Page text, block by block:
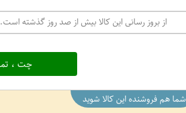
از بروز رسانی این کالا بیش از صد روز گذشته
چت ،
شما هم فروشنده این کالا شوید